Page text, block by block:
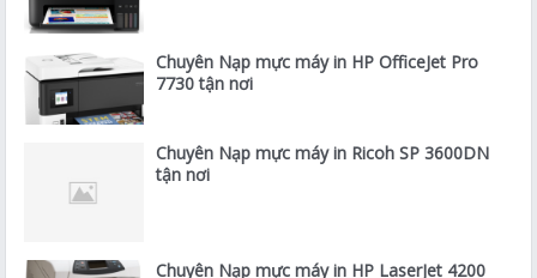
Chuyên Nạp mực máy in HP OfficeJet Pro
7730 tận nơi
Chuyên Nạp mực máy in Ricoh SP 3600DN
tận nơi
Chuyên Nạp mực máy in HP LaserJet 4200